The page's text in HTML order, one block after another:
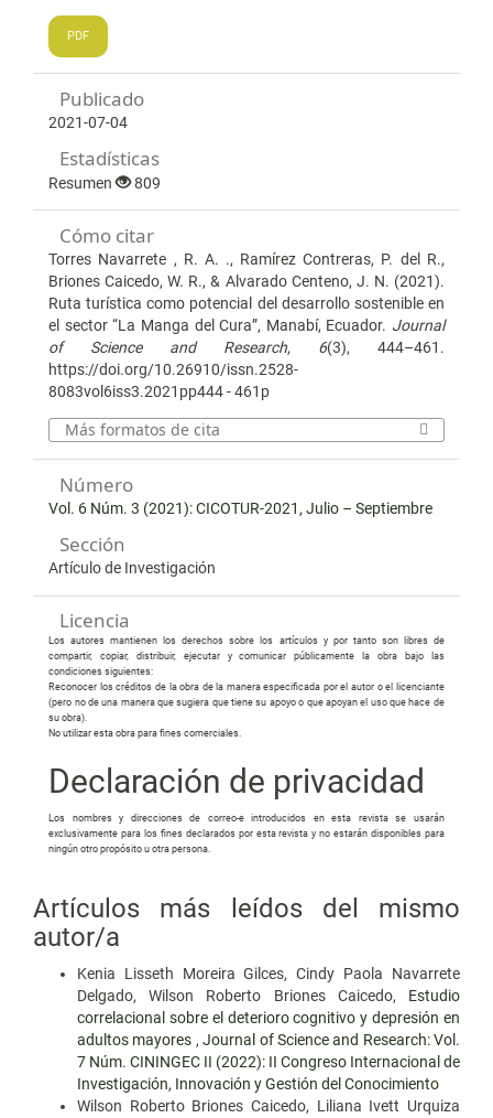
PDF
Publicado
2021-07-04
Estadísticas
Resumen 809
Cómo citar
Torres Navarrete , R. A. ., Ramírez Contreras, P. del R.,
Briones Caicedo, W. R., & Alvarado Centeno, J. N. (2021).
Ruta turística como potencial del desarrollo sostenible en
el sector “La Manga del Cura”, Manabí, Ecuador. Journal
of Science and Research, 6(3), 444–461.
https://doi.org/10.26910/issn.2528-
8083vol6iss3.2021pp444 - 461p
Más formatos de cita
Número
Vol. 6 Núm. 3 (2021): CICOTUR-2021, Julio – Septiembre
Sección
Artículo de Investigación
Licencia
Los autores mantienen los derechos sobre los artículos y por tanto son libres de
compartir, copiar, distribuir, ejecutar y comunicar públicamente la obra bajo las
condiciones siguientes:
Reconocer los créditos de la obra de la manera especificada por el autor o el licenciante
(pero no de una manera que sugiera que tiene su apoyo o que apoyan el uso que hace de
su obra).
No utilizar esta obra para fines comerciales.
Declaración de privacidad
Los nombres y direcciones de correo-e introducidos en esta revista se usarán
exclusivamente para los fines declarados por esta revista y no estarán disponibles para
ningún otro propósito u otra persona.
Artículos más leídos del mismo
autor/a
Kenia Lisseth Moreira Gilces, Cindy Paola Navarrete
Delgado, Wilson Roberto Briones Caicedo, Estudio
correlacional sobre el deterioro cognitivo y depresión en
adultos mayores ,Journal of Science and Research: Vol.
7 Núm. CININGEC II (2022): II Congreso Internacional de
Investigación, Innovación y Gestión del Conocimiento
Wilson Roberto Briones Caicedo, Liliana Ivett Urquiza